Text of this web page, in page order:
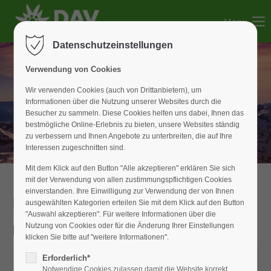
Der Eintrag "offcanvas-col2" existiert leider nicht.
Der Eintrag "offcanvas-col3" existiert leider nicht.
Der Eintrag "offcanvas-col4" existiert leider nicht.
Menu
Hüttenanmeldung
Download Anmeldeformular
Datenschutzeinstellungen
Verwendung von Cookies
Wir verwenden Cookies (auch von Drittanbietern), um
Informationen über die Nutzung unserer Websites durch die
Besucher zu sammeln. Diese Cookies helfen uns dabei, Ihnen das
bestmögliche Online-Erlebnis zu bieten, unsere Websites ständig
zu verbessern und Ihnen Angebote zu unterbreiten, die auf Ihre
Interessen zugeschnitten sind.
Mit dem Klick auf den Button "Alle akzeptieren" erklären Sie sich
mit der Verwendung von allen zustimmungspflichtigen Cookies
einverstanden. Ihre Einwilligung zur Verwendung der von Ihnen
ausgewählten Kategorien erteilen Sie mit dem Klick auf den Button
"Auswahl akzeptieren". Für weitere Informationen über die
Nutzung von Cookies oder für die Änderung Ihrer Einstellungen
klicken Sie bitte auf "weitere Informationen".
Erforderlich*
Notwendige Cookies zulassen damit die Website korrekt